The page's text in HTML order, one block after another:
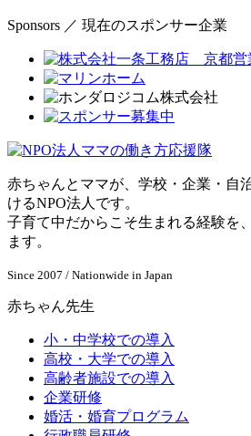
Sponsors ／ 現在のスポンサー企業
赤ちゃんとママが、学校・企業・自
けるNPO法人です。
子育て中だからこそ生まれる経験を
ます。
Since 2007 / Nationwide in Japan
赤ちゃん先生
小・中学校での導入
高校・大学での導入
高齢者施設での導入
企業研修
婚活・婚育プログラム